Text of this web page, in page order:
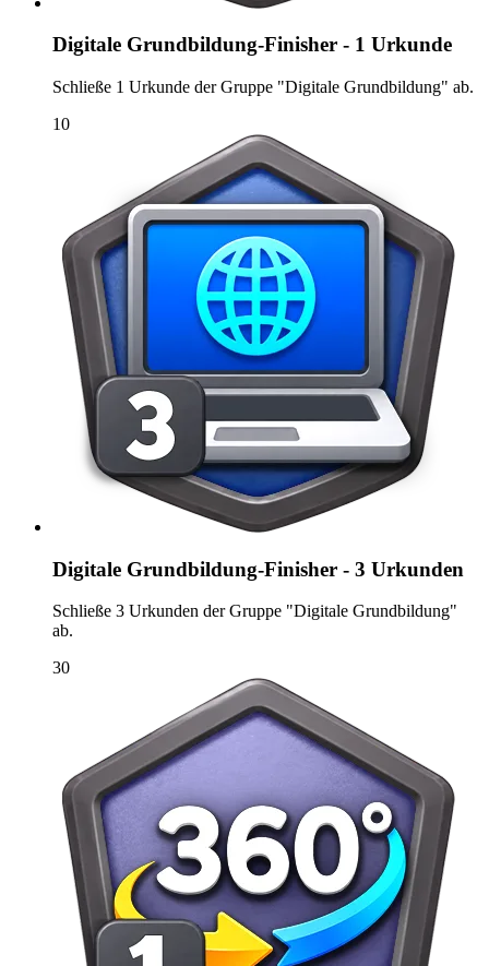
Digitale Grundbildung-Finisher - 1 Urkunde
Schließe 1 Urkunde der Gruppe "Digitale Grundbildung" ab.
10
Digitale Grundbildung-Finisher - 3 Urkunden
Schließe 3 Urkunden der Gruppe "Digitale Grundbildung"
ab.
30